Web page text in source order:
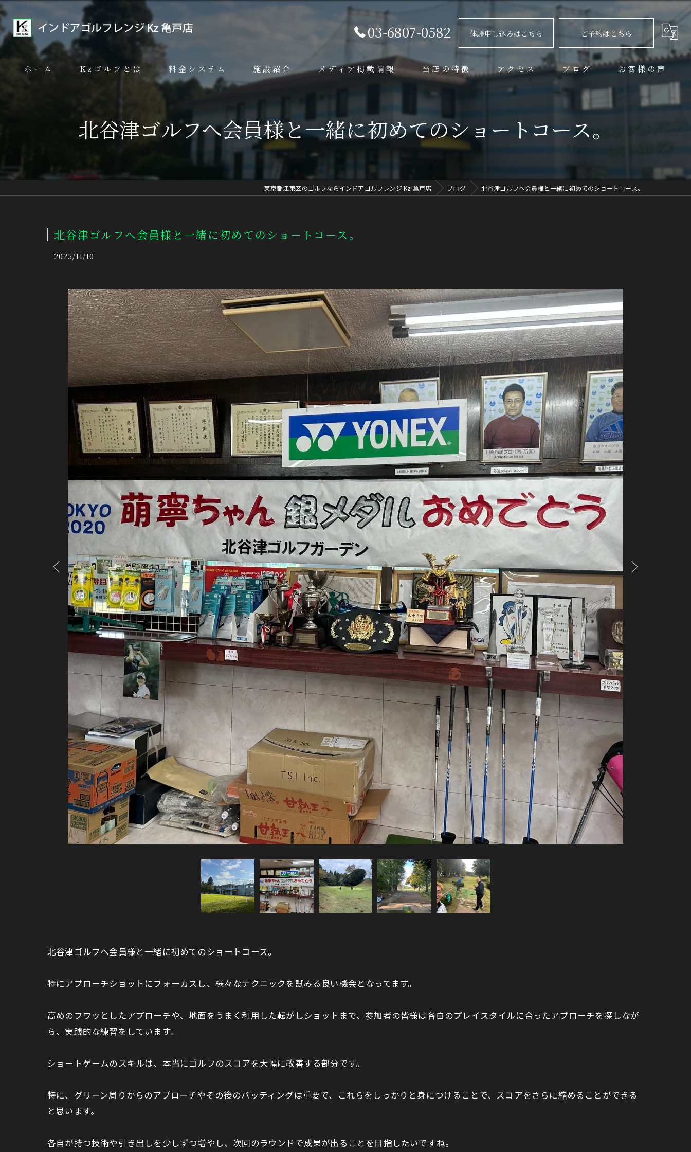
03-6807-0582 体験申し込みはこちら ご予約はこちら
ホーム Kzゴルフとは 料金システム 施設紹介 メディア掲載情報 当店の特徴
レッスン
初心者
アクセス ブログ お客様の声
北谷津ゴルフへ会員様と一緒に初めてのショートコース。
東京都江東区のゴルフならインドアゴルフレンジ Kz 亀戸店 ブログ 北谷津ゴルフへ会員様と一緒に初めてのショートコース。
北谷津ゴルフへ会員様と一緒に初めてのショートコース。
2025/11/10
北谷津ゴルフへ会員様と一緒に初めてのショートコース。
特にアプローチショットにフォーカスし、様々なテクニックを試みる良い機会となってます。
高めのフワッとしたアプローチや、地面をうまく利用した転がしショットまで、参加者の皆様は各自のプレイスタイルに合ったアプローチを探しなが
ら、実践的な練習をしています。
ショートゲームのスキルは、本当にゴルフのスコアを大幅に改善する部分です。
特に、グリーン周りからのアプローチやその後のパッティングは重要で、これらをしっかりと身につけることで、スコアをさらに縮めることができる
と思います。
各自が持つ技術や引き出しを少しずつ増やし、次回のラウンドで成果が出ることを目指したいですね。